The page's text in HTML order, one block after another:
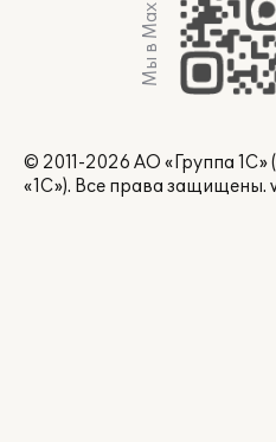
Мы в Max
© 2011-2026 АО «Группа
«1С»). Все права защищены.